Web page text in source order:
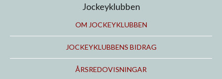
Jockeyklubben
OM JOCKEYKLUBBEN
JOCKEYKLUBBENS BIDRAG
ÅRSREDOVISNINGAR